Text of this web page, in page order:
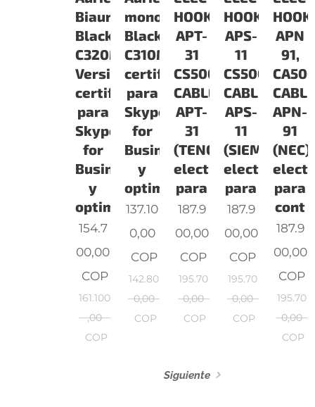
Biaural
Blackwire
C320M
Versión
certificada
para
Skype
for
Business
y
optimizada,
154.7
00,00
COP
161.100
,00
COP
monoaural
Blackwire
C310MVersión
certificada
para
Skype
for
Business
y
optimizada
137.10
0,00
COP
142.80
0,00
COP
HOOKSWITCH,
APT-
31
CS500/SAVI/EHS
CABLE
APT-
31
(TENOVIS)cuelgue
electrónico
para
187.9
00,00
COP
195.70
0,00
COP
APS-
11
CS500/SAVI/
CABLE
APS-
11
electrónico
para
187.9
00,00
COP
195.70
0,00
COP
APN
91,
CABLE
APN-
91
para
cont
187.9
00,00
COP
195.70
0,00
COP
Siguiente